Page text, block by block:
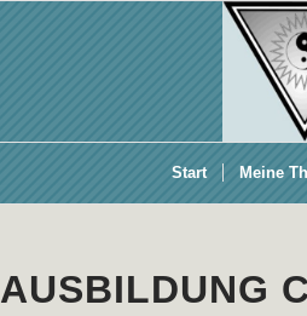
Start Meine
AUSBILDUNG